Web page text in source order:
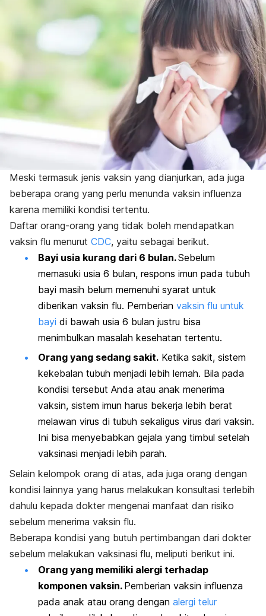
Meski termasuk jenis vaksin yang dianjurkan, ada juga
beberapa orang yang perlu menunda vaksin influenza
karena memiliki kondisi tertentu.
Daftar orang-orang yang tidak boleh mendapatkan
vaksin flu menurut CDC, yaitu sebagai berikut.
Bayi usia kurang dari 6 bulan.Sebelum
memasuki usia 6 bulan, respons imun pada tubuh
bayi masih belum memenuhi syarat untuk
diberikan vaksin flu. Pemberian vaksin flu untuk
bayi di bawah usia 6 bulan justru bisa
menimbulkan masalah kesehatan tertentu.
Orang yang sedang sakit. Ketika sakit, sistem
kekebalan tubuh menjadi lebih lemah. Bila pada
kondisi tersebut Anda atau anak menerima
vaksin, sistem imun harus bekerja lebih berat
melawan virus di tubuh sekaligus virus dari vaksin.
Ini bisa menyebabkan gejala yang timbul setelah
vaksinasi menjadi lebih parah.
Selain kelompok orang di atas, ada juga orang dengan
kondisi lainnya yang harus melakukan konsultasi terlebih
dahulu kepada dokter mengenai manfaat dan risiko
sebelum menerima vaksin flu.
Beberapa kondisi yang butuh pertimbangan dari dokter
sebelum melakukan vaksinasi flu, meliputi berikut ini.
Orang yang memiliki alergi terhadap
komponen vaksin. Pemberian vaksin influenza
pada anak atau orang dengan alergi telur